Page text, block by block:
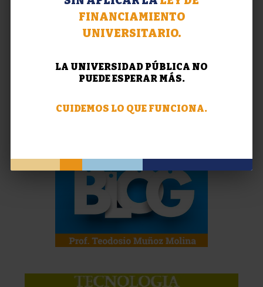
FINANCIAMIENTO
UNIVERSITARIO.
LA UNIVERSIDAD PÚBLICA NO
PUEDE ESPERAR MÁS.
CUIDEMOS LO QUE FUNCIONA.